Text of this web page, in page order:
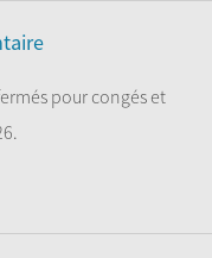
pour congés et